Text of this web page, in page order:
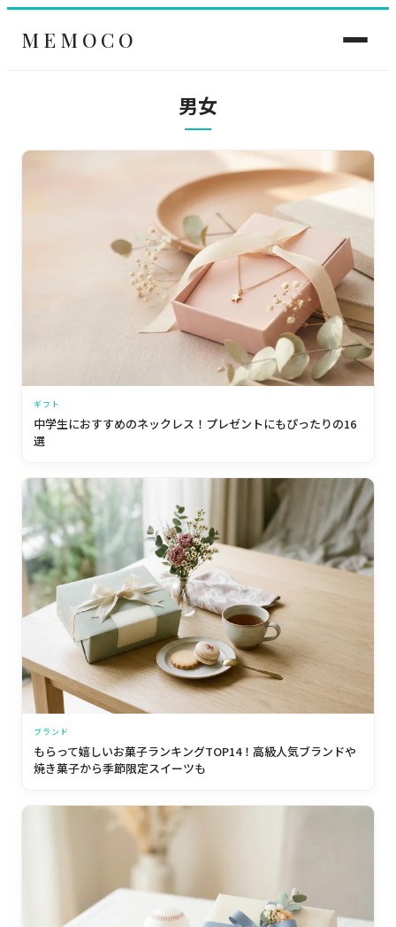
MEMOCO
男女
ギフト
中学生におすすめのネックレス！プレゼントにもぴったりの16
選
ブランド
もらって嬉しいお菓子ランキングTOP14！高級人気ブランドや
焼き菓子から季節限定スイーツも